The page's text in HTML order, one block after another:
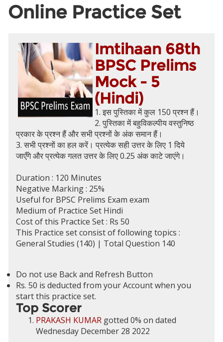
Online Practice Set
Imtihaan 68th
BPSC Prelims
Mock - 5
(Hindi)
1. इस पुस्तिका में कुल 150 प्रश्न हैं।
2. पुस्तिका में बहुविकल्पीय वस्तुनिष्ठ
प्रकार के प्रश्न हैं और सभी प्रश्नों के अंक समान हैं।
3. सभी प्रश्नों का हल करें। प्रत्येक सही उत्तर के लिए 1 दिये
जाएँगे और प्रत्येक गलत उत्तर के लिए 0.25 अंक काटे जाएंगे।
Duration : 120 Minutes
Negative Marking : 25%
Useful for BPSC Prelims Exam exam
Medium of Practice Set Hindi
Cost of this Practice Set : Rs 50
This Practice set consist of following topics :
General Studies (140) | Total Question 140
Do not use Back and Refresh Button
Rs. 50 is deducted from your Account when you
start this practice set.
Top Scorer
PRAKASH KUMAR gotted 0% on dated
Wednesday December 28 2022